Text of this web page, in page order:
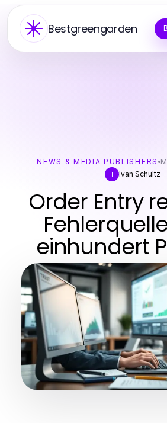
Bestgreengarden
NEWS & MEDIA PUBLISHERS
I
Ivan Schultz
Order Entry
einhundert